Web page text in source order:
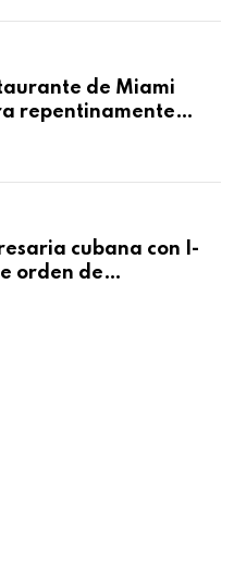
de Miami
repentinamente
cubana con I-
orden de